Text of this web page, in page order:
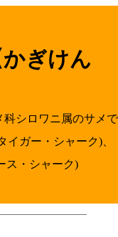
ぎけん
科シロワニ属のサメで
イガー・シャーク)、
ス・シャーク)